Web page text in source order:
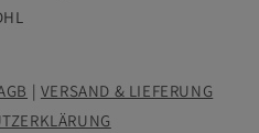
| VERSAND & LIEFERUNG